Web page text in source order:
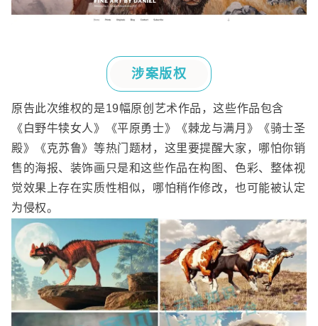
涉案版权
原告此次维权的是19幅原创艺术作品，这些作品包含
《白野牛犊女人》《平原勇士》《棘龙与满月》《骑士圣
殿》《克苏鲁》等热门题材，这里要提醒大家，哪怕你销
售的海报、装饰画只是和这些作品在构图、色彩、整体视
觉效果上存在实质性相似，哪怕稍作修改，也可能被认定
为侵权。